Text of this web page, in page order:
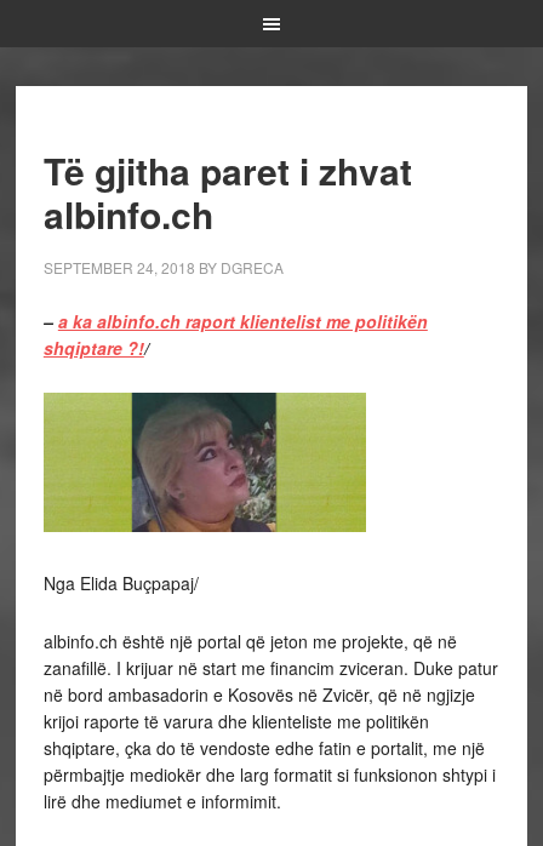
Të gjitha paret i zhvat
albinfo.ch
SEPTEMBER 24, 2018 BY DGRECA
– a ka albinfo.ch raport klientelist me politikën
shqiptare ?!/
Nga Elida Buçpapaj/
albinfo.ch është një portal që jeton me projekte, që në
zanafillë. I krijuar në start me financim zviceran. Duke patur
në bord ambasadorin e Kosovës në Zvicër, që në ngjizje
krijoi raporte të varura dhe klienteliste me politikën
shqiptare, çka do të vendoste edhe fatin e portalit, me një
përmbajtje mediokër dhe larg formatit si funksionon shtypi i
lirë dhe mediumet e informimit.